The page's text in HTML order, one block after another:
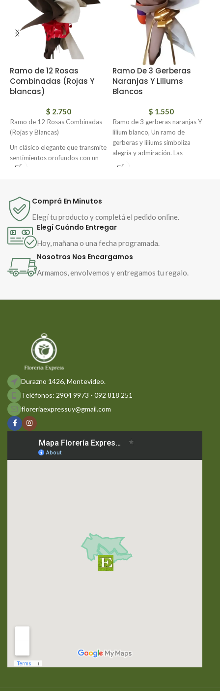
Ramo de 12 Rosas
Combinadas (Rojas Y
blancas)
$ 2.750
Ramo de 12 Rosas Combinadas
(Rojas y Blancas)
Un clásico elegante que transmite
sentimientos profundos con un
equilibrio perfecto de pasión y
blancos es ideal para sorprender
en ocasiones especiales, expresar
amor sincero o enviar un gesto
significativo con estilo.
Ramo De 3 Gerberas
Naranjas Y Liliums
Blancos
$ 1.550
Ramo de 3 gerberas naranjas Y
lilium blanco, Un ramo de
gerberas y liliums simboliza
alegría y admiración. Las
gerberas, con sus colores
amor, gratitud y renovación
espiritual. Juntas, forman un
esperanza.
Comprá En Minutos
Elegí tu producto y completá el pedido online.
Elegí Cuándo Entregar
Hoy, mañana o una fecha programada.
Nosotros Nos Encargamos
Armamos, envolvemos y entregamos tu regalo.
Durazno 1426, Montevideo.
Teléfonos: 2904 9973 - 092 818 251
floreriaexpressuy@gmail.com